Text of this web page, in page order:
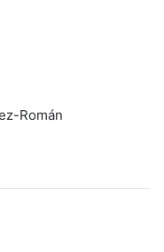
Román